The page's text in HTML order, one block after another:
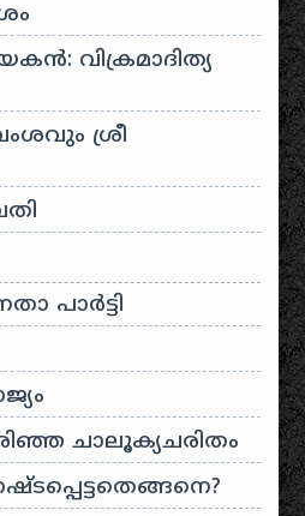
വിക്രമാദിത്യ
ശ്രീ
പാർട്ടി
ചാലൂക്യചരിതം